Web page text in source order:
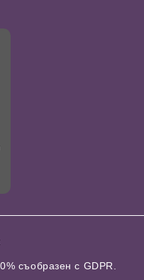
съобразен с GDPR.